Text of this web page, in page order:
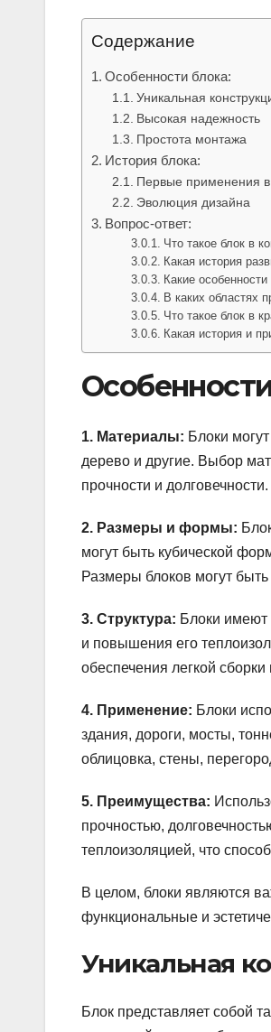
Содержание
Особенности блока:
Уникальная
Высокая надежность
Простота монтажа
История блока:
Первые применения в
Эволюция дизайна
Вопрос-ответ:
Что такое блок в
Какая история
Какие
В каких областях
Что такое блок в
Какая история и
1. Материалы: Блоки
дерево и другие. Выбор
прочности и долговечности.
2. Размеры и формы:
могут быть кубической
Размеры блоков могут
3. Структура: Блоки имеют
и повышения его
обеспечения легкой
4. Применение: Блоки
здания, дороги, мосты,
облицовка, стены,
5. Преимущества:
прочностью,
теплоизоляцией, что
В целом, блоки являются
функциональные и
Уникальная
Блок представляет собой